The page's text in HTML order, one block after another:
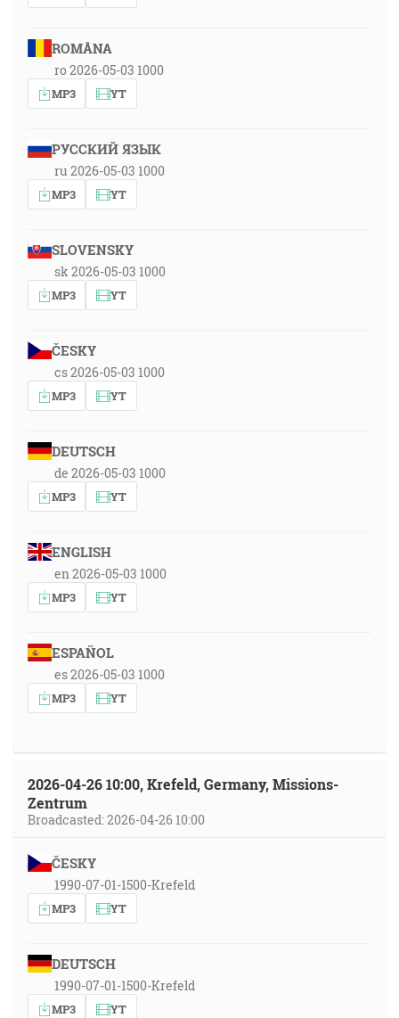
ROMÂNA
ro 2026-05-03 1000
MP3 YT
РУССКИЙ ЯЗЫК
ru 2026-05-03 1000
MP3 YT
SLOVENSKY
sk 2026-05-03 1000
MP3 YT
ČESKY
cs 2026-05-03 1000
MP3 YT
DEUTSCH
de 2026-05-03 1000
MP3 YT
ENGLISH
en 2026-05-03 1000
MP3 YT
ESPAÑOL
es 2026-05-03 1000
MP3 YT
2026-04-26 10:00, Krefeld, Germany, Missions-
Zentrum
Broadcasted: 2026-04-26 10:00
ČESKY
1990-07-01-1500-Krefeld
MP3 YT
DEUTSCH
1990-07-01-1500-Krefeld
MP3 YT